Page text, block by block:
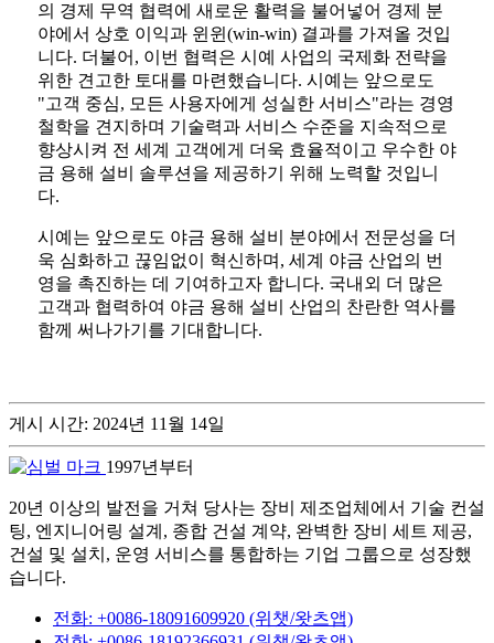
의 경제 무역 협력에 새로운 활력을 불어넣어 경제 분
야에서 상호 이익과 윈윈(win-win) 결과를 가져올 것입
니다. 더불어, 이번 협력은 시예 사업의 국제화 전략을
위한 견고한 토대를 마련했습니다. 시예는 앞으로도
"고객 중심, 모든 사용자에게 성실한 서비스"라는 경영
철학을 견지하며 기술력과 서비스 수준을 지속적으로
향상시켜 전 세계 고객에게 더욱 효율적이고 우수한 야
금 용해 설비 솔루션을 제공하기 위해 노력할 것입니
다.
시예는 앞으로도 야금 용해 설비 분야에서 전문성을 더
욱 심화하고 끊임없이 혁신하며, 세계 야금 산업의 번
영을 촉진하는 데 기여하고자 합니다. 국내외 더 많은
고객과 협력하여 야금 용해 설비 산업의 찬란한 역사를
함께 써나가기를 기대합니다.
게시 시간: 2024년 11월 14일
1997년부터
20년 이상의 발전을 거쳐 당사는 장비 제조업체에서 기술 컨설
팅, 엔지니어링 설계, 종합 건설 계약, 완벽한 장비 세트 제공,
건설 및 설치, 운영 서비스를 통합하는 기업 그룹으로 성장했
습니다.
전화: +0086-18091609920 (위챗/왓츠앱)